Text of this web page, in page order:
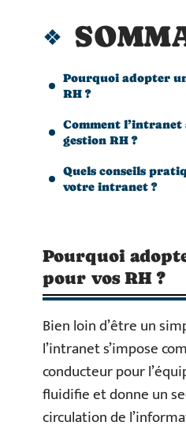
Pourquoi adopter
RH ?
Comment l’intranet
gestion RH ?
Quels conseils
votre intranet ?
Pourquoi
pour vos RH ?
Bien loin d’être un
l’intranet s’impose
conducteur pour
fluidifie et donne un
circulation de